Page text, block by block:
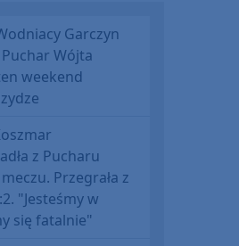
Garczyn
Puchar Wójta
weekend
z Pucharu
Przegrała z
"Jesteśmy w
się fatalnie"